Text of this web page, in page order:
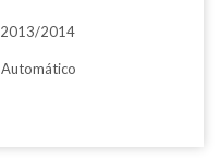
2013/2014
Automático